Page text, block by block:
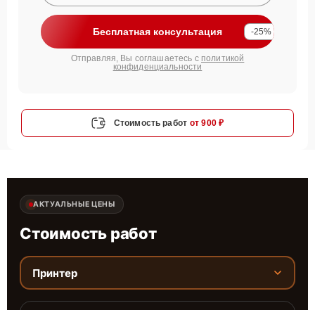
Бесплатная консультация -25%
Отправляя, Вы соглашаетесь с политикой
конфиденциальности
Стоимость работ от 900 ₽
АКТУАЛЬНЫЕ ЦЕНЫ
Стоимость работ
Принтер